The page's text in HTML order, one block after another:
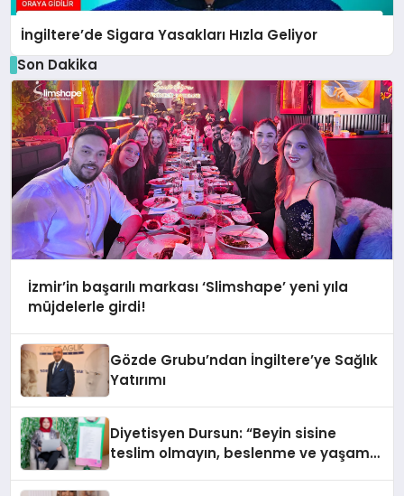
İngiltere’de Sigara Yasakları Hızla Geliyor
Son Dakika
İzmir’in başarılı markası ‘Slimshape’ yeni yıla
müjdelerle girdi!
Gözde Grubu’ndan İngiltere’ye Sağlık
Yatırımı
Diyetisyen Dursun: “Beyin sisine
teslim olmayın, beslenme ve yaşam